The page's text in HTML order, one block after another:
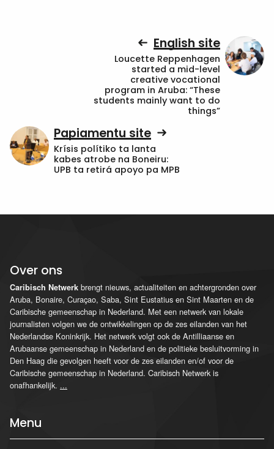
English site
Loucette Reppenhagen
started a mid-level
creative vocational
program in Aruba: “These
students mainly want to do
things”
Papiamentu site
Krísis polítiko ta lanta
kabes atrobe na Boneiru:
UPB ta retirá apoyo pa MPB
Over ons
Caribisch Netwerk brengt nieuws, actualiteiten en achtergronden over
Aruba, Bonaire, Curaçao, Saba, Sint Eustatius en Sint Maarten en de
Caribische gemeenschap in Nederland. Met een netwerk van lokale
journalisten volgen we de ontwikkelingen op de zes eilanden van het
Nederlandse Koninkrijk. Het netwerk volgt ook de Antilliaanse en
Arubaanse gemeenschap in Nederland en de politieke besluitvorming in
Den Haag die gevolgen heeft voor de zes eilanden en/of voor de
Caribische gemeenschap in Nederland. Caribisch Netwerk is
onafhankelijk. ...
Menu